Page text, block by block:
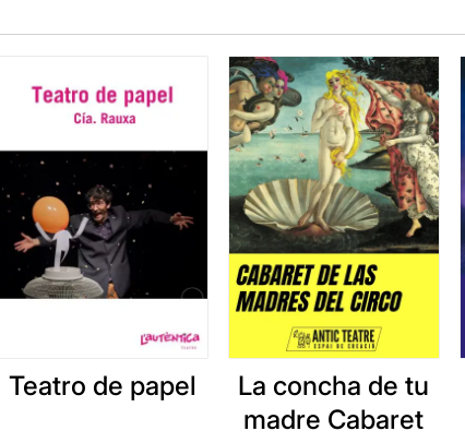
Teatro de papel
La concha de tu
madre Cabaret